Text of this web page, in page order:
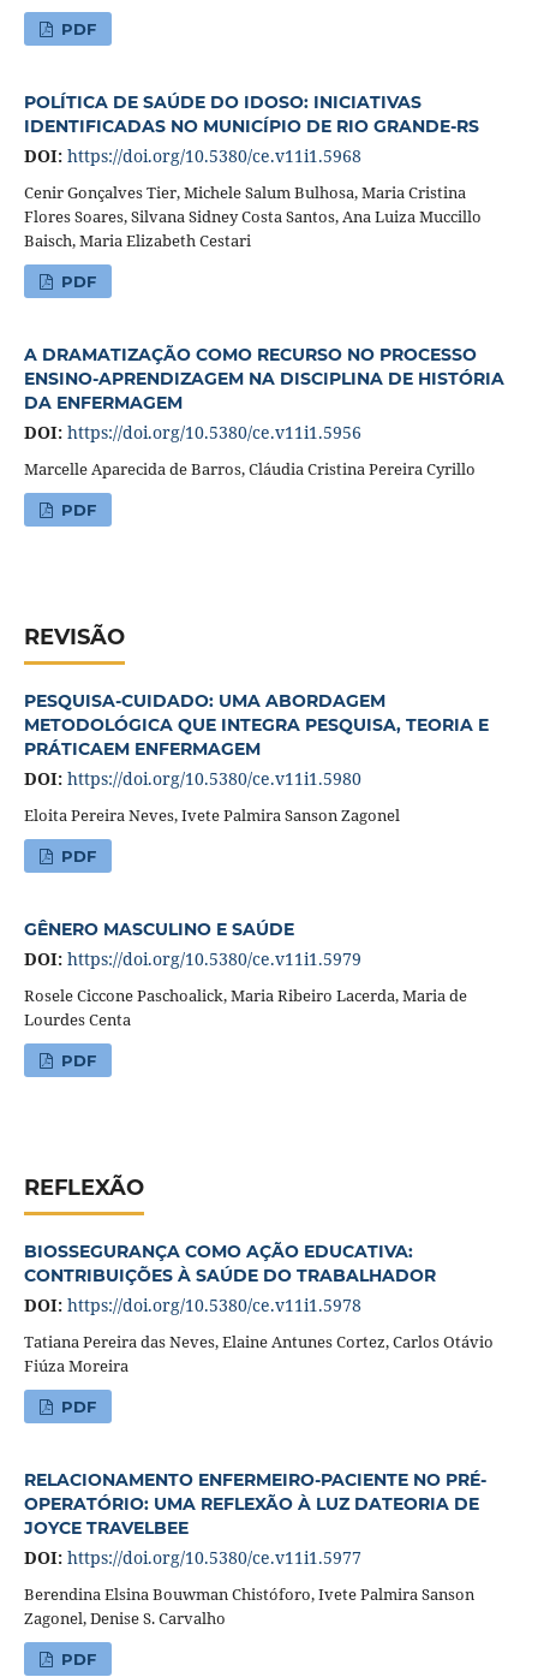
PDF
POLÍTICA DE SAÚDE DO IDOSO: INICIATIVAS
IDENTIFICADAS NO MUNICÍPIO DE RIO GRANDE-RS
DOI: https://doi.org/10.5380/ce.v11i1.5968
Cenir Gonçalves Tier, Michele Salum Bulhosa, Maria Cristina
Flores Soares, Silvana Sidney Costa Santos, Ana Luiza Muccillo
Baisch, Maria Elizabeth Cestari
PDF
A DRAMATIZAÇÃO COMO RECURSO NO PROCESSO
ENSINO-APRENDIZAGEM NA DISCIPLINA DE HISTÓRIA
DA ENFERMAGEM
DOI: https://doi.org/10.5380/ce.v11i1.5956
Marcelle Aparecida de Barros, Cláudia Cristina Pereira Cyrillo
PDF
REVISÃO
PESQUISA-CUIDADO: UMA ABORDAGEM
METODOLÓGICA QUE INTEGRA PESQUISA, TEORIA E
PRÁTICAEM ENFERMAGEM
DOI: https://doi.org/10.5380/ce.v11i1.5980
Eloita Pereira Neves, Ivete Palmira Sanson Zagonel
PDF
GÊNERO MASCULINO E SAÚDE
DOI: https://doi.org/10.5380/ce.v11i1.5979
Rosele Ciccone Paschoalick, Maria Ribeiro Lacerda, Maria de
Lourdes Centa
PDF
REFLEXÃO
BIOSSEGURANÇA COMO AÇÃO EDUCATIVA:
CONTRIBUIÇÕES À SAÚDE DO TRABALHADOR
DOI: https://doi.org/10.5380/ce.v11i1.5978
Tatiana Pereira das Neves, Elaine Antunes Cortez, Carlos Otávio
Fiúza Moreira
PDF
RELACIONAMENTO ENFERMEIRO-PACIENTE NO PRÉ-
OPERATÓRIO: UMA REFLEXÃO À LUZ DATEORIA DE
JOYCE TRAVELBEE
DOI: https://doi.org/10.5380/ce.v11i1.5977
Berendina Elsina Bouwman Chistóforo, Ivete Palmira Sanson
Zagonel, Denise S. Carvalho
PDF